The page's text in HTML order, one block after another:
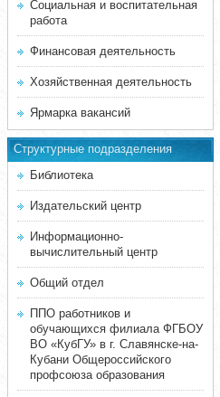
Социальная и воспитательная
работа
Финансовая деятельность
Хозяйственная деятельность
Ярмарка вакансий
Структурные подразделения
Библиотека
Издательский центр
Информационно-
вычислительный центр
Общий отдел
ППО работников и
обучающихся филиала ФГБОУ
ВО «КубГУ» в г. Славянске-на-
Кубани Общероссийского
профсоюза образования